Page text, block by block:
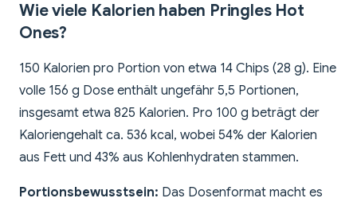
Wie viele Kalorien haben Pringles Hot
Ones?
150 Kalorien pro Portion von etwa 14 Chips (28 g). Eine
volle 156 g Dose enthält ungefähr 5,5 Portionen,
insgesamt etwa 825 Kalorien. Pro 100 g beträgt der
Kaloriengehalt ca. 536 kcal, wobei 54% der Kalorien
aus Fett und 43% aus Kohlenhydraten stammen.
Portionsbewusstsein: Das Dosenformat macht es